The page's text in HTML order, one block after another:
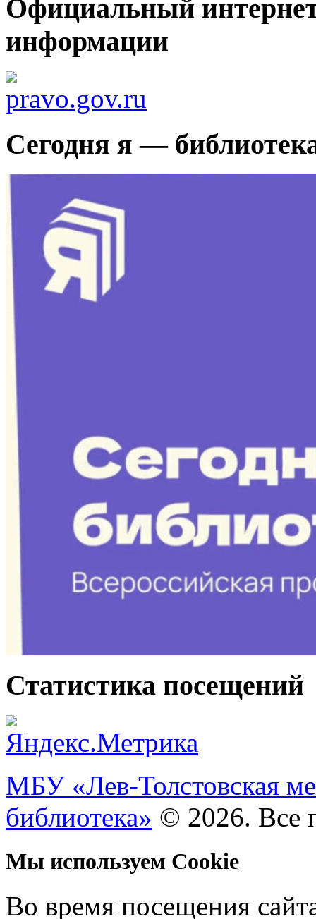
Официальный
информации
Сегодня я —
Статистика посещений
МБУ «Лев-Толстовская
библиотека» © 2026. Все
Мы используем Cookie
Во время посещения